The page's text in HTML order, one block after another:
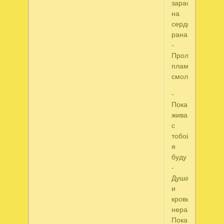
зарастет
на
сердце
рана
-
Прольется
пламенной
смолой.
-
Пока
жива,
с
тобой
я
буду
-
Душа
и
кровь
нераздвоимы,-
Пока